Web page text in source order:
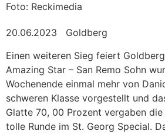
Foto: Reckimedia
20.06.2023
Goldberg
Einen weiteren Sieg feiert
Amazing Star – San Remo Sohn
Wochenende einmal mehr von
schweren Klasse vorgestellt und
Glatte 70, 00 Prozent vergaben
tolle Runde im St. Georg Special.